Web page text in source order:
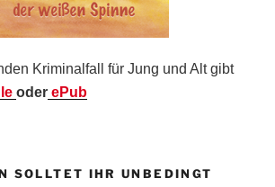
Kriminalfall für Jung und Alt gibt
oder ePub
SOLLTET IHR UNBEDINGT